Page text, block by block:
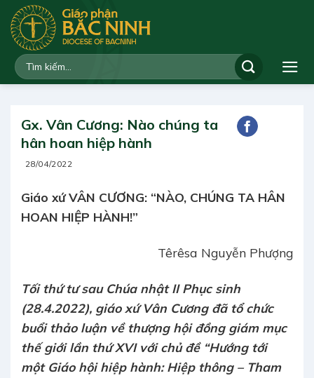
qua
dung
Gx. Vân Cương: Nào chúng ta
hân hoan hiệp hành
28/04/2022
Giáo xứ VÂN CƯƠNG: “NÀO, CHÚNG TA HÂN
HOAN HIỆP HÀNH!”
Têrêsa Nguyễn Phượng
Tối thứ tư sau Chúa nhật II Phục sinh
(28.4.2022), giáo xứ Vân Cương đã tổ chức
buổi thảo luận về thượng hội đồng giám mục
thế giới lần thứ XVI với chủ đề “Hướng tới
một Giáo hội hiệp hành: Hiệp thông – Tham